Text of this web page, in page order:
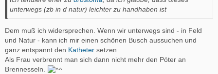
unterwegs (zb in d natur) leichter zu handhaben ist
Dem muß ich widersprechen. Wenn wir unterwegs sind - in Feld
und Natur - kann ich mir einen schönen Busch aussuchen und
ganz entspannt den Katheter setzen.
Als Frau verbrennt man sich dann nicht mehr den Pöter an
Brennesseln.